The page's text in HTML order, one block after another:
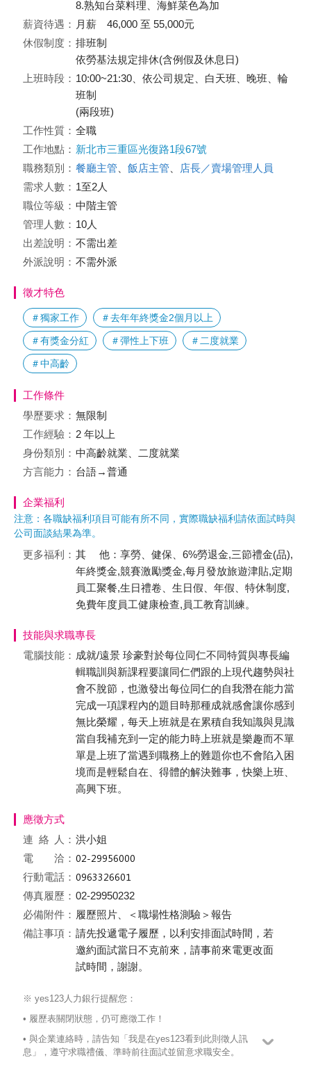
8.熟知台菜料理、海鮮菜色為加
薪資待遇： 月薪 46,000 至 55,000元
休假制度： 排班制
依勞基法規定排休(含例假及休息日)
上班時段： 10:00~21:30、依公司規定、白天班、晚班、輪
班制
(兩段班)
工作性質： 全職
工作地點： 新北市三重區光復路1段67號
職務類別： 餐廳主管 飯店主管
店長／賣場管理人員
需求人數： 1至2人
職位等級： 中階主管
管理人數： 10人
出差說明： 不需出差
外派說明： 不需外派
徵才特色
＃獨家工作 ＃去年年終獎金2個月以上
＃有獎金分紅 ＃彈性上下班 ＃二度就業
＃中高齡
工作條件
學歷要求： 無限制
工作經驗： 2 年以上
身份類別： 中高齡就業、二度就業
方言能力： 台語→普通
企業福利
注意：各職缺福利項目可能有所不同，實際職缺福利請依面試時與
公司面談結果為準。
更多福利： 其 他：享勞、健保、6%勞退金,三節禮金(品),
年終獎金,競賽激勵獎金,每月發放旅遊津貼,定期
員工聚餐,生日禮卷、生日假、年假、特休制度,
免費年度員工健康檢查,員工教育訓練。
技能與求職專長
電腦技能： 成就/遠景 珍豪對於每位同仁不同特質與專長編
輯職訓與新課程要讓同仁們跟的上現代趨勢與社
會不脫節，也激發出每位同仁的自我潛在能力當
完成一項課程內的題目時那種成就感會讓你感到
無比榮耀，每天上班就是在累積自我知識與見識
當自我補充到一定的能力時上班就是樂趣而不單
單是上班了當遇到職務上的難題你也不會陷入困
境而是輕鬆自在、得體的解決難事，快樂上班、
高興下班。
應徵方式
連絡
人： 洪小姐
電 洽：
行動電話：
傳真履歷： 02-29950232
必備附件： 履歷照片、＜職場性格測驗＞報告
備註事項： 請先投遞電子履歷，以利安排面試時間，若
邀約面試當日不克前來，請事前來電更改面
試時間，謝謝。
※ yes123人力銀行提醒您：
• 履歷表關閉狀態，仍可應徵工作！
• 與企業連絡時，請告知「我是在yes123看到此則徵人訊
息」，遵守求職禮儀、準時前往面試並留意求職安全。